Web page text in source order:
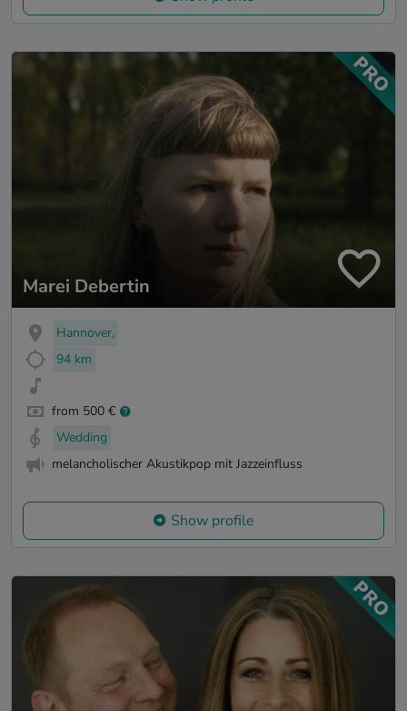
Marei Debertin
Hannover,
94 km
from 500 €
Wedding
melancholischer Akustikpop mit Jazzeinfluss
Show profile